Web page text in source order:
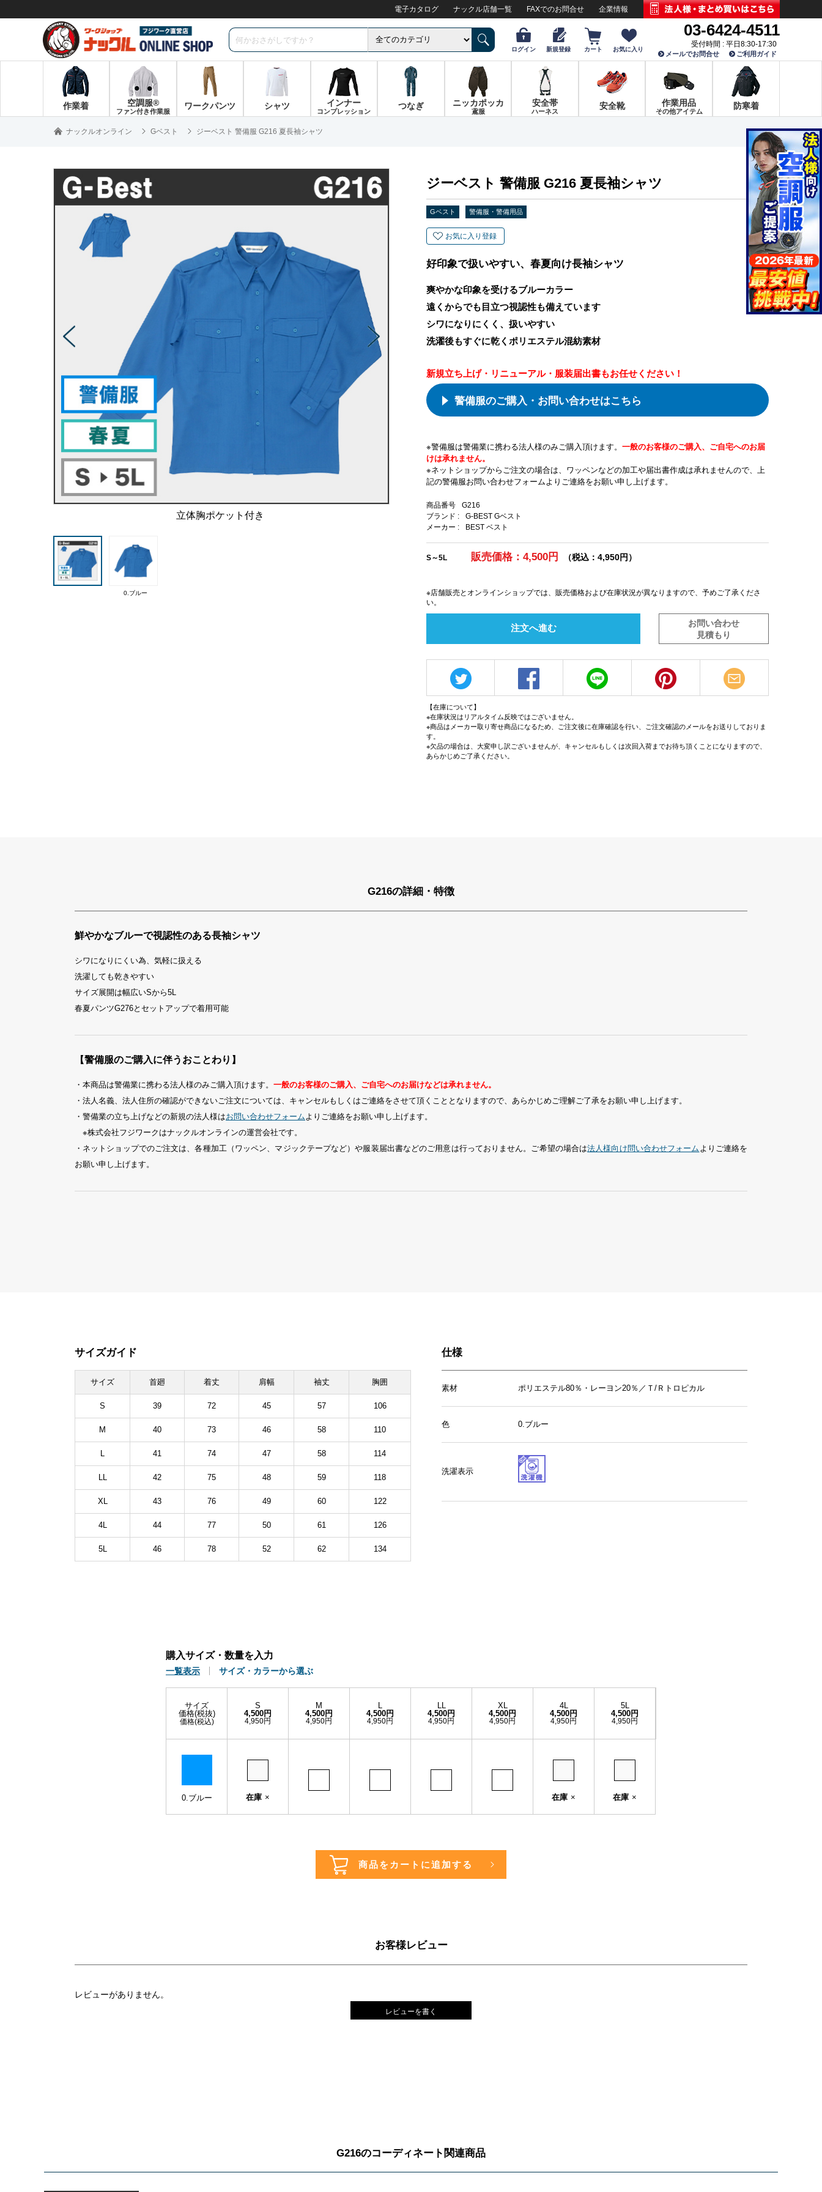
電子カタログ ナックル店舗一覧 FAXでのお問合せ 企業情報
ログイン 新規登録 カート お気に入り
03-6424-4511
受付時間 : 平日8:30-17:30
メールでお問合せ ご利用ガイド
作業着 空調服®
ファン付き作業服
ワークパンツ シャツ インナー
コンプレッション
つなぎ ニッカポッカ
鳶服
安全帯
ハーネス
安全靴 作業用品
その他アイテム
防寒着
ナックルオンライン Gベスト ジーベスト 警備服 G216 夏長袖シャツ
立体胸ポケット付き
0.ブルー
ジーベスト 警備服 G216 夏長袖シャツ
Gベスト 警備服・警備用品
お気に入り登録
好印象で扱いやすい、春夏向け長袖シャツ
爽やかな印象を受けるブルーカラー
遠くからでも目立つ視認性も備えています
シワになりにくく、扱いやすい
洗濯後もすぐに乾くポリエステル混紡素材
新規立ち上げ・リニューアル・服装届出書もお任せください！
警備服のご購入・お問い合わせはこちら
※警備服は警備業に携わる法人様のみご購入頂けます。 一般のお客様のご購入、ご自宅へのお届
けは承れません。
※ネットショップからご注文の場合は、ワッペンなどの加工や届出書作成は承れませんので、上
記の警備服お問い合わせフォームよりご連絡をお願い申し上げます。
商品番号
G216
ブランド :
G-BEST Gベスト
メーカー :
BEST ベスト
S～5L 販売価格：4,500円 （税込：4,950円）
※店舗販売とオンラインショップでは、販売価格および在庫状況が異なりますので、予めご了承くださ
い。
注文へ進む
お問い合わせ
見積もり
【在庫について】
※在庫状況はリアルタイム反映ではございません。
※商品はメーカー取り寄せ商品になるため、ご注文後に在庫確認を行い、ご注文確認のメールをお送りしておりま
す。
※欠品の場合は、大変申し訳ございませんが、キャンセルもしくは次回入荷までお待ち頂くことになりますので、
あらかじめご了承ください。
G216の詳細・特徴
鮮やかなブルーで視認性のある長袖シャツ
シワになりにくい為、気軽に扱える
洗濯しても乾きやすい
サイズ展開は幅広いSから5L
春夏パンツG276とセットアップで着用可能
【警備服のご購入に伴うおことわり】
・本商品は警備業に携わる法人様のみご購入頂けます。 一般のお客様のご購入、ご自宅へのお届けなどは承れません。
・法人名義、法人住所の確認ができないご注文については、キャンセルもしくはご連絡をさせて頂くこととなりますので、あらかじめご理解ご了承をお願い申し上げます。
・警備業の立ち上げなどの新規の法人様はお問い合わせフォームよりご連絡をお願い申し上げます。
※株式会社フジワークはナックルオンラインの運営会社です。
・ネットショップでのご注文は、各種加工（ワッペン、マジックテープなど）や服装届出書などのご用意は行っておりません。ご希望の場合は法人様向け問い合わせフォーム よりご連絡を
お願い申し上げます。
サイズガイド
サイズ 首廻 着丈 肩幅 袖丈 胸囲
S 39 72 45 57 106
M 40 73 46 58 110
L 41 74 47 58 114
LL 42 75 48 59 118
XL 43 76 49 60 122
4L 44 77 50 61 126
5L 46 78 52 62 134
仕様
素材 ポリエステル80％・レーヨン20％／Ｔ/Ｒトロピカル
色 0.ブルー
洗濯表示
購入サイズ・数量を入力
一覧表示 サイズ・カラーから選ぶ
サイズ
価格(税抜)
価格(税込)
S
4,500円
4,950円
M
4,500円
4,950円
L
4,500円
4,950円
LL
4,500円
4,950円
XL
4,500円
4,950円
4L
4,500円
4,950円
5L
4,500円
4,950円
0.ブルー 在庫 × 在庫 × 在庫 ×
お客様レビュー
レビューがありません。
レビューを書く
G216のコーディネート関連商品